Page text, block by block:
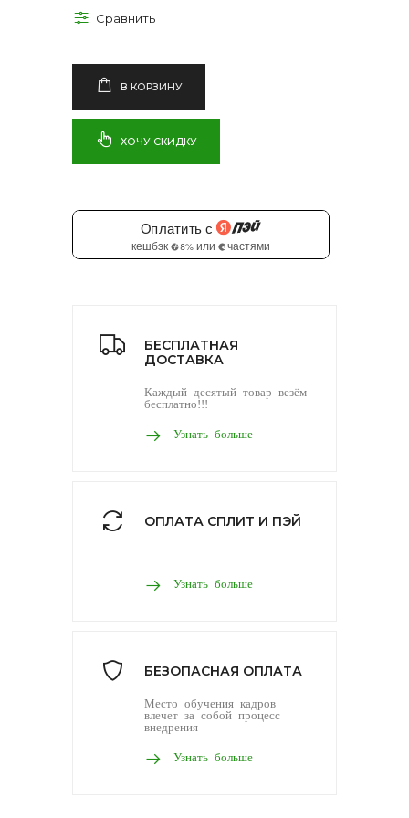
В КОРЗИНУ
ХОЧУ СКИДКУ
БЕСПЛАТНАЯ
ДОСТАВКА
Каждый десятый товар везём
бесплатно!!!
Узнать больше
ОПЛАТА СПЛИТ И ПЭЙ
Узнать больше
БЕЗОПАСНАЯ ОПЛАТА
Место обучения кадров
влечет за собой процесс
внедрения
Узнать больше